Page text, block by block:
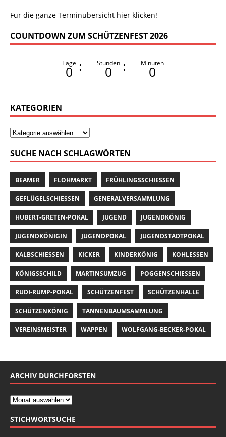
Für die ganze Terminübersicht hier klicken!
COUNTDOWN ZUM SCHÜTZENFEST 2026
Tage
0 : Stunden
0 : Minuten
0
KATEGORIEN
SUCHE NACH SCHLAGWÖRTEN
BEAMER FLOHMARKT FRÜHLINGSSCHIESSEN
GEFLÜGELSCHIESSEN GENERALVERSAMMLUNG
HUBERT-GRETEN-POKAL JUGEND JUGENDKÖNIG
JUGENDKÖNIGIN JUGENDPOKAL JUGENDSTADTPOKAL
KALBSCHIESSEN KICKER KINDERKÖNIG KOHLESSEN
KÖNIGSSCHILD MARTINSUMZUG POGGENSCHIESSEN
RUDI-RUMP-POKAL SCHÜTZENFEST SCHÜTZENHALLE
SCHÜTZENKÖNIG TANNENBAUMSAMMLUNG
VEREINSMEISTER WAPPEN WOLFGANG-BECKER-POKAL
ARCHIV DURCHFORSTEN
STICHWORTSUCHE